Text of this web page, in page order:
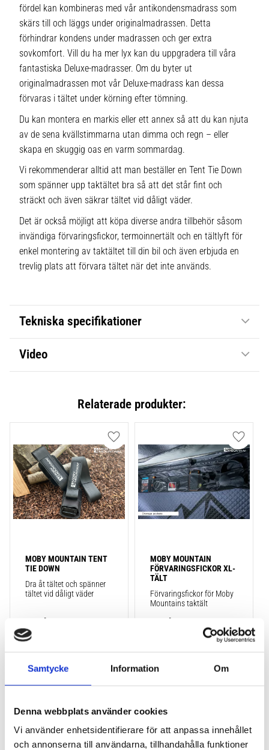
Samtycke Information Om
Denna webbplats använder cookies
Vi använder enhetsidentifierare för att anpassa innehållet
och annonserna till användarna, tillhandahålla funktioner
fördel kan kombineras med vår antikondensmadrass som
skärs till och läggs under originalmadrassen. Detta
förhindrar kondens under madrassen och ger extra
sovkomfort. Vill du ha mer lyx kan du uppgradera till våra
fantastiska Deluxe-madrasser. Om du byter ut
originalmadrassen mot vår Deluxe-madrass kan dessa
förvaras i tältet under körning efter tömning.
Du kan montera en markis eller ett annex så att du kan njuta
av de sena kvällstimmarna utan dimma och regn – eller
skapa en skuggig oas en varm sommardag.
Vi rekommenderar alltid att man beställer en Tent Tie Down
som spänner upp taktältet bra så att det står fint och
sträckt och även säkrar tältet vid dåligt väder.
Det är också möjligt att köpa diverse andra tillbehör såsom
invändiga förvaringsfickor, termoinnertält och en tältlyft för
enkel montering av taktältet till din bil och även erbjuda en
trevlig plats att förvara tältet när det inte används.
Tekniska specifikationer
Video
Relaterade produkter:
MOBY MOUNTAIN TENT
TIE DOWN
Dra åt tältet och spänner
tältet vid dåligt väder
kr
Lägg till i favoriter
MOBY MOUNTAIN
FÖRVARINGSFICKOR XL-
TÄLT
Förvaringsfickor för Moby
Mountains taktält
kr
Lägg